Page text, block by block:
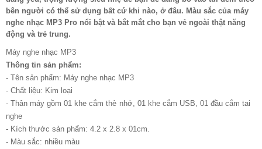
bên người có thể sử dụng bất cứ khi nào, ở đâu. Màu sắc của máy
nghe nhạc MP3 Pro nổi bật và bắt mắt cho bạn vẻ ngoài thật năng
động và trẻ trung.
Máy nghe nhạc MP3
Thông tin sản phẩm:
- Tên sản phẩm: Máy nghe nhạc MP3
- Chất liệu: Kim loại
- Thân máy gồm 01 khe cắm thẻ nhớ, 01 khe cắm USB, 01 đầu cắm tai
nghe
- Kích thước sản phẩm: 4.2 x 2.8 x 01cm.
- Màu sắc: nhiều màu